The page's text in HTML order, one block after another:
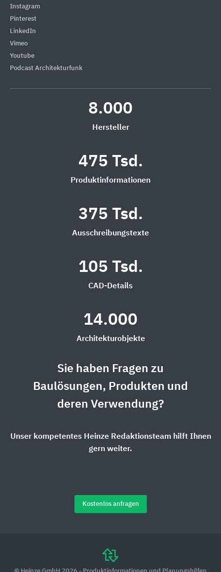
Instagram
Pinterest
LinkedIn
Vimeo
Youtube
Podcast Architekturfunk
8.000
Hersteller
475 Tsd.
Produktinformationen
375 Tsd.
Ausschreibungstexte
105 Tsd.
CAD-Details
14.000
Architekturobjekte
Sie haben Fragen zu
Baulösungen, Produkten und
deren Verwendung?
Unser kompetentes Heinze Redaktionsteam hilft Ihnen
gern weiter.
Kostenlos anfragen